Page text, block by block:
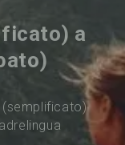
a
(semplificato)